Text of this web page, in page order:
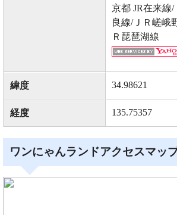
京都 JR在来線
良線/ＪＲ嵯峨
Ｒ琵琶湖線
緯度 34.98621
経度 135.75357
ワンにゃんランドアクセスマッ